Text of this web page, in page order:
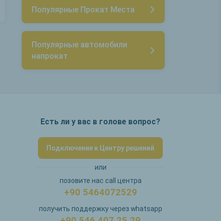
Популярные Прокат Места
Популярные автомобили
напрокат
Есть ли у вас в голове вопрос?
Подключение к Центру решений
или
позовите нас call центра
+90 5464072529
получить поддержку через whatsapp